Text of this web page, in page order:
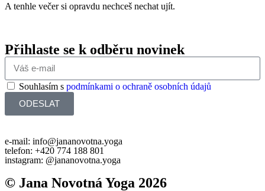
A tenhle večer si opravdu nechceš nechat ujít.
Přihlaste se k odběru novinek
Souhlasím s podmínkami o ochraně osobních údajů
ODESLAT
e-mail: info@jananovotna.yoga
telefon: +420 774 188 801
instagram: @jananovotna.yoga
© Jana Novotná Yoga 2026